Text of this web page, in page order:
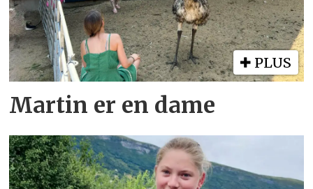
PLUS
Martin er en dame